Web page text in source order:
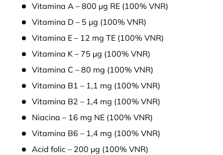
Vitamina A – 800 µg RE (100% VNR)
Vitamina D – 5 µg (100% VNR)
Vitamina E – 12 mg TE (100% VNR)
Vitamina K – 75 µg (100% VNR)
Vitamina C – 80 mg (100% VNR)
Vitamina B1 – 1,1 mg (100% VNR)
Vitamina B2 – 1,4 mg (100% VNR)
Niacina – 16 mg NE (100% VNR)
Vitamina B6 – 1,4 mg (100% VNR)
Acid folic – 200 µg (100% VNR)